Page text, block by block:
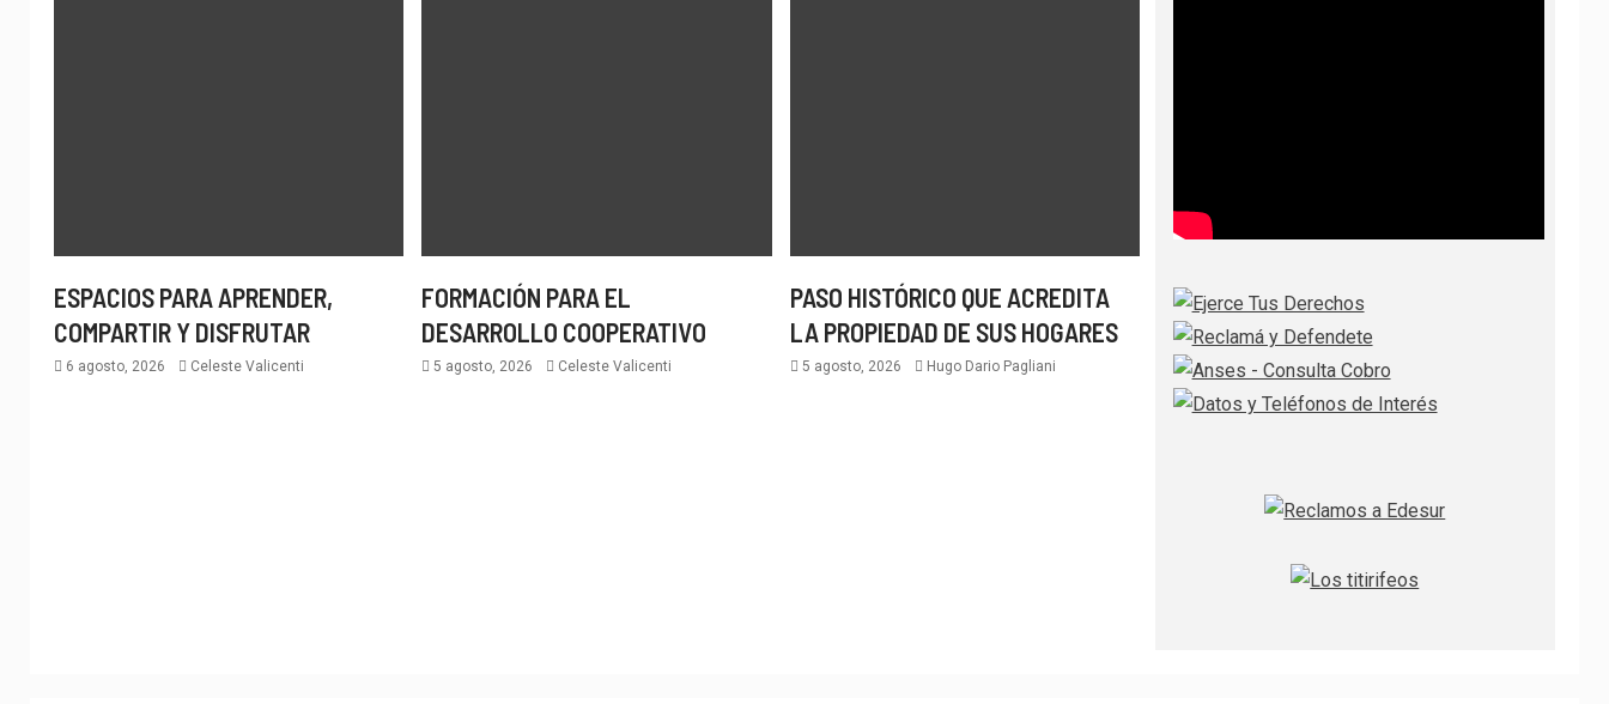
ESPACIOS PARA APRENDER,
COMPARTIR Y DISFRUTAR
6 agosto, 2026 Celeste Valicenti
FORMACIÓN PARA EL
DESARROLLO COOPERATIVO
5 agosto, 2026 Celeste Valicenti
PASO HISTÓRICO QUE ACREDITA
LA PROPIEDAD DE SUS HOGARES
5 agosto, 2026 Hugo Dario Pagliani